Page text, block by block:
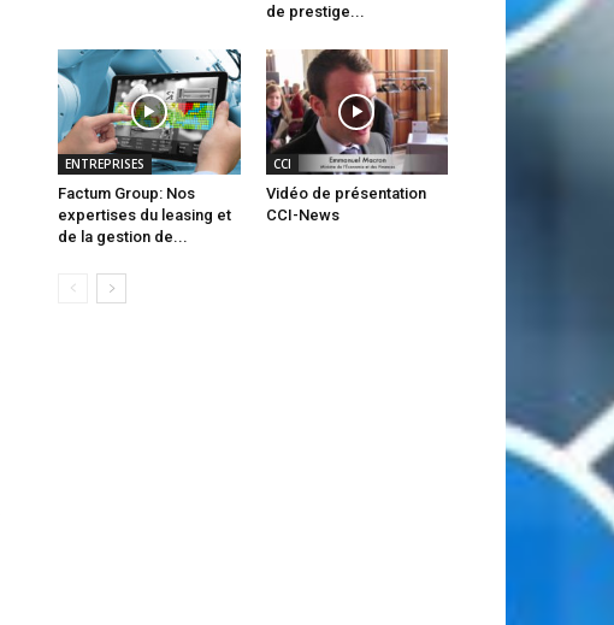
de prestige...
ENTREPRISES
Factum Group: Nos
expertises du leasing et
de la gestion de...
CCI
Vidéo de présentation
CCI-News